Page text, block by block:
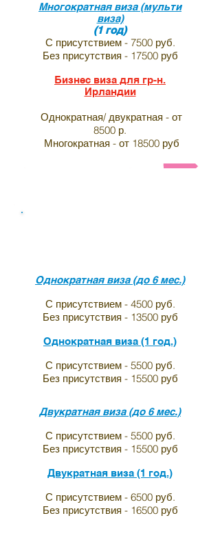
Многократная виза (мульти
виза)
(1 год)
С присутствием - 7500 руб.
Без присутствия - 17500 руб
Бизнес виза для гр-н.
Ирландии
Однократная/ двукратная - от
8500 р.
Многократная - от 18500 руб
Анкета и список необходимых
Однократная виза (до 6 мес.)
С присутствием - 4500 руб.
Без присутствия - 13500 руб
Однократная виза (1 год.)
С присутствием - 5500 руб.
Без присутствия - 15500 руб
Двукратная виза (до 6 мес.)
С присутствием - 5500 руб.
Без присутствия - 15500 руб
Двукратная виза (1 год.)
С присутствием - 6500 руб.
Без присутствия - 16500 руб